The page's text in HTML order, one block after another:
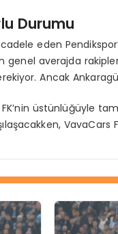
Durumu
eden
genel averajda
Ancak
üstünlüğüyle